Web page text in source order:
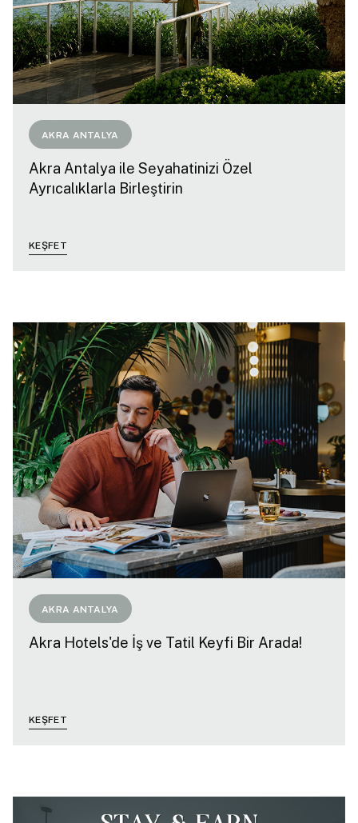
AKRA ANTALYA
Akra Antalya ile Seyahatinizi Özel
Ayrıcalıklarla Birleştirin
KEŞFET
AKRA ANTALYA
Akra Hotels'de İş ve Tatil Keyfi Bir Arada!
KEŞFET